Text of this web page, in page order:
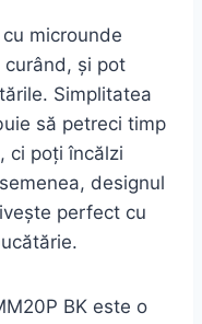
microunde
și pot
Simplitatea
să petreci timp
ci poți încălzi
designul
perfect cu
BK este o